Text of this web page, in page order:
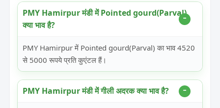
PMY Hamirpur मंडी में Pointed gourd(Parval)
क्या भाव है?
PMY Hamirpur में Pointed gourd(Parval) का भाव 4520
से 5000 रूपये प्रति कुएंटल हैं।
PMY Hamirpur मंडी में गीली अदरक क्या भाव है?